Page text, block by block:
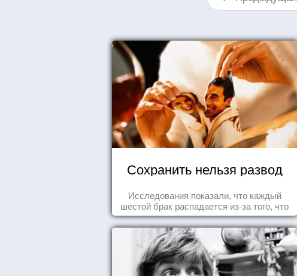
Сохранить нельзя развод
Исследования показали, что каждый
шестой брак распадается из-за того, что
одного из супругов не устраивает та
роль, которая выпала ему в семье.